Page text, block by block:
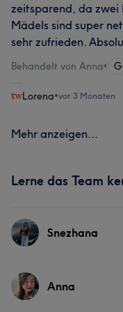
zeitsparend, da zwei
Mädels sind super
sehr zufrieden.
Behandelt von Anna•
Lorena•vor 3 Monaten
Mehr anzeigen...
Lerne das Team
Snezhana
Services
Anna